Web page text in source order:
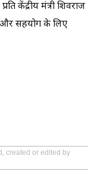
केंद्रीय मंत्री शिवराज
और सहयोग के लिए
created or edited by